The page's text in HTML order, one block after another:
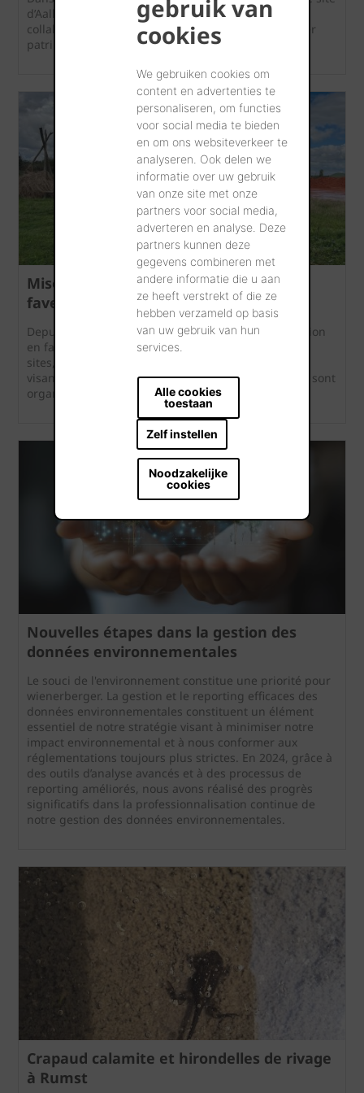
gebruik van
cookies
We gebruiken cookies om
content en advertenties te
personaliseren, om functies
voor social media te bieden
en om ons websiteverkeer te
analyseren. Ook delen we
informatie over uw gebruik
van onze site met onze
partners voor social media,
adverteren en analyse. Deze
partners kunnen deze
gegevens combineren met
andere informatie die u aan
ze heeft verstrekt of die ze
hebben verzameld op basis
van uw gebruik van hun
services.
Alle cookies
toestaan
Zelf instellen
Noodzakelijke
cookies
d’Aalbeke, nous avons réalisé un projet inspirant en
collaboration avec POMKO : la plantation d’un verger
patrimonial.
Mise en œuvre des plans d'action en
faveur de la biodiversité – statut 2024
Depuis 2023, nous avons mis en place un plan d'action
en faveur de la biodiversité (PAB) sur chacun de nos
sites, avec un plan d’implémentation et de gestion
visant à maximiser la biodiversité. Plusieurs actions sont
organisées chaque année sur base de ce PAB.
Nouvelles étapes dans la gestion des
données environnementales
Le souci de l'environnement constitue une priorité pour
wienerberger. La gestion et le reporting efficaces des
données environnementales constituent un élément
essentiel de notre stratégie visant à minimiser notre
impact environnemental et à nous conformer aux
réglementations toujours plus strictes. En 2024, grâce à
des outils d’analyse avancés et à des processus de
reporting améliorés, nous avons réalisé des progrès
significatifs dans la professionnalisation continue de
notre gestion des données environnementales.
Crapaud calamite et hirondelles de rivage
à Rumst